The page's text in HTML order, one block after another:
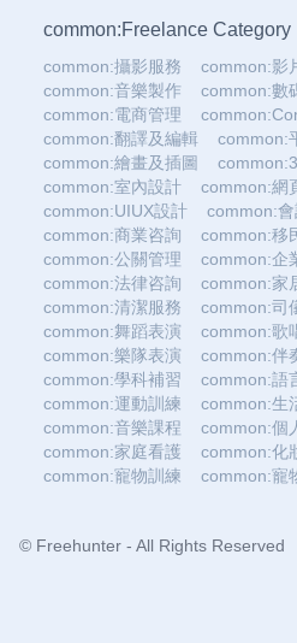
common:Freelance Category
common:攝影服務
common:影
common:音樂製作
common:數
common:電商管理
common:翻譯及編輯
common:
common:繪畫及插圖
common:室內設計
common:網
common:UIUX設計
common:
common:商業咨詢
common:移
common:公關管理
common:企
common:法律咨詢
common:家
common:清潔服務
common:司
common:舞蹈表演
common:歌
common:樂隊表演
common:伴
common:學科補習
common:語
common:運動訓練
common:生
common:音樂課程
common:個
common:家庭看護
common:化
common:寵物訓練
common:寵
© Freehunter - All Rights Reserved